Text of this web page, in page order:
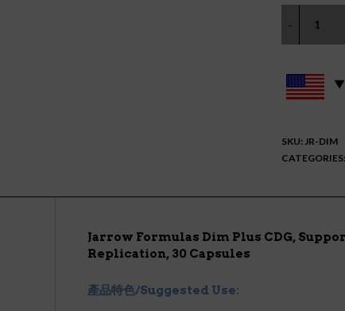
was:
$29.95.
SKU:JR-DIM
CATEGORIES:
Jarrow Formulas Dim Plus CDG,
Replication, 30 Capsules
產品特色/Suggested Use: